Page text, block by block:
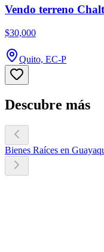
Vendo terreno
$30,000
Quito, EC-P
Descubre más
Bienes Raíces en